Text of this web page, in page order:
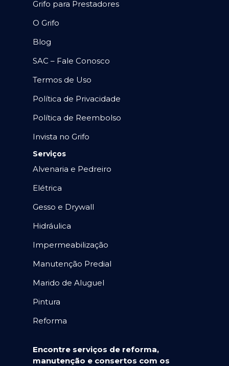
Grifo para Prestadores
O Grifo
Blog
SAC – Fale Conosco
Termos de Uso
Política de Privacidade
Política de Reembolso
Invista no Grifo
Serviços
Alvenaria e Pedreiro
Elétrica
Gesso e Drywall
Hidráulica
Impermeabilização
Manutenção Predial
Marido de Aluguel
Pintura
Reforma
Encontre serviços de reforma,
manutenção e consertos com os